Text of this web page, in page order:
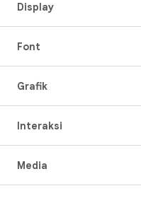
Display
Font
Grafik
Interaksi
Media